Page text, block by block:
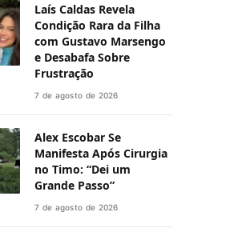
Laís Caldas Revela
Condição Rara da Filha
com Gustavo Marsengo
e Desabafa Sobre
Frustração
7 de agosto de 2026
Alex Escobar Se
Manifesta Após Cirurgia
no Timo: “Dei um
Grande Passo”
7 de agosto de 2026